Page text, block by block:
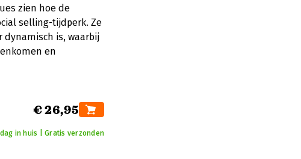
zien hoe de
selling-tijdperk. Ze
is, waarbij
en
€ 26,95
in huis | Gratis verzonden